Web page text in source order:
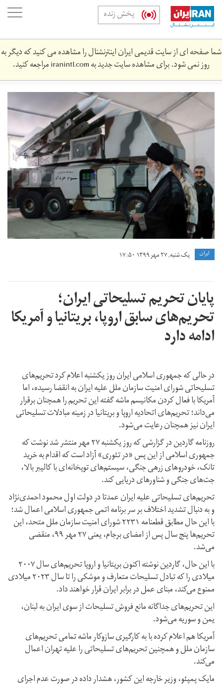
Skip
main
content
پخش زنده
شما صفحه ای از سایت قدیمی ایران اینترنشنال را مشاهده می کنید که دیگر به
روز نمی شود. برای مشاهده سایت جدید بهiranintl.comمراجعه کنید.
36117_463.jpg
ايران یک شنبه, ۲۷ مهر ۱۳۹۹ ۱۷:۵۰
پایان تحریم‌ تسلیحاتی ایران؛
تحریم‌های سابق اروپا، بریتانیا و آمریکا
ادامه دارد
در حالی که جمهوری اسلامی ایران روز یکشنبه اعلام کرد تحریم‌های
تسلیحاتی شورای امنیت سازمان ملل علیه ایران به انقضا رسیده، اما
آمریکا با فعال کردن مکانیسم ماشه گفته این تحریم را همچنان برقرار
می‌داند؛ تحریم‌های اتحادیه اروپا و بریتانیا در زمینه مبادلات تسلیحاتی
ایران نیز همچنان رعایت می‌شود.
روزنامه گاردین در گزارشی که روز یکشنبه ۲۷ مهر منتشر شد نوشت که
جمهوری اسلامی از این پس «در تئوری» آزاد است که اقدام به خرید
تانک،‌ خودروهای زرهی جنگی، سیستم‌های توپخانه‌ای با کالیبر بالا،
جت‌های جنگی و شناورهای دریایی کند.
تحریم‌های تسلیحاتی علیه ایران عمدتا در دولت اول محمود احمدی‌نژاد
و به دنبال تشدید اختلاف بر سر برنامه اتمی جمهوری اسلامی اعمال شد؛
با این حال مطابق قطعنامه ۲۲۳۱ شورای امنیت سازمان ملل متحد، این
تحریم‌ها پنج سال پس از امضای برجام، یعنی ۲۷ مهر ۹۹، منقضی
می‌شد.
با این حال، گاردین نوشته اکنون بریتانیا و اروپا تحریم‌های سال ۲۰۰۷
میلادی را که تبادل تسلیحات متعارف و موشکی را تا سال ۲۰۲۳ میلادی
ممنوع می‌کند،‌ مبنای عمل در برابر ایران قرار خواهند داد.
این تحریم‌های جداگانه مانع فروش تسلیحات از سوی ایران به لبنان،
یمن و سوریه می‌شود.
آمریکا هم اعلام کرده با به کارگیری سازوکار ماشه تمامی تحریم‌های
سازمان ملل و همچنین تحریم‌های تسلیحاتی را علیه تهران اعمال
می‌کند.
مایک پمپئو، وزیر خارجه این کشور، هشدار داده در صورت عدم اجرای